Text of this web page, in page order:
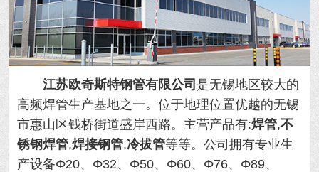
江苏欧奇斯特钢管有限公司 是无锡地区较大的
高频焊管生产基地之一。位于地理位置优越的无锡
市惠山区钱桥街道盛岸西路。主营产品有:焊管,不
锈钢焊管,焊接钢管,冷拔管等等。 公司拥有专业生
产设备Φ20、Φ32、Φ50、Φ60、Φ76、Φ89、